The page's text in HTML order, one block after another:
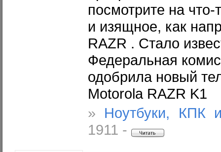
посмотрите на что-
и изящное, как
RAZR . Стало
Федеральная
одобрила новый
Motorola RAZR K1
» Ноутбуки, КПК
1911 -